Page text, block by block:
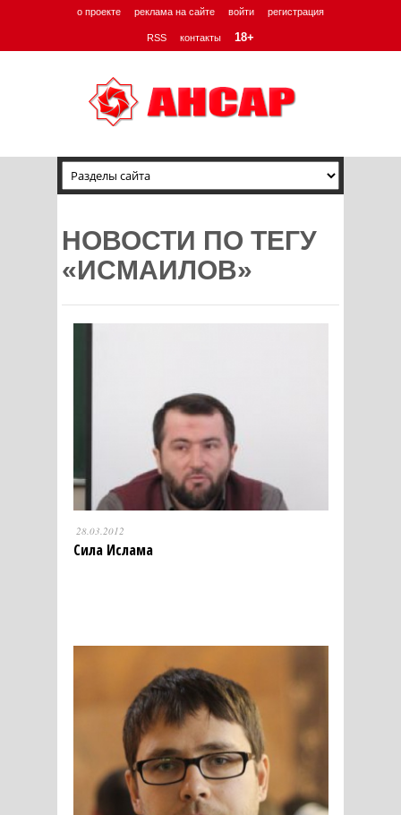
о проекте реклама на сайте войти регистрация
RSS контакты 18+
НОВОСТИ ПО ТЕГУ
«ИСМАИЛОВ»
28.03.2012
Сила Ислама